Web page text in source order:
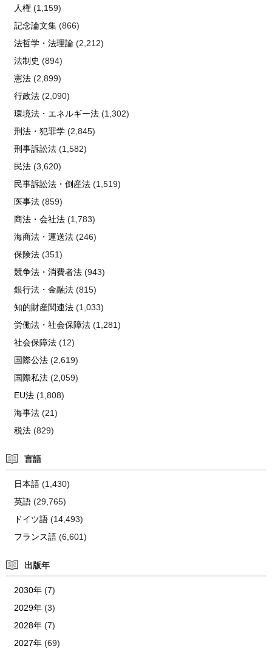
人権(1,159)
記念論文集(866)
法哲学・法理論(2,212)
法制史 (894)
憲法(2,899)
行政法(2,090)
環境法・エネルギー法(1,302)
刑法・犯罪学(2,845)
刑事訴訟法(1,582)
民法(3,620)
民事訴訟法・倒産法(1,519)
医事法(859)
商法・会社法(1,783)
海商法・運送法(246)
保険法(351)
競争法・消費者法(943)
銀行法・金融法(815)
知的財産関連法(1,033)
労働法・社会保障法(1,281)
社会保障法(12)
国際公法(2,619)
国際私法(2,059)
EU法(1,808)
海事法(21)
税法(829)
言語
日本語(1,430)
英語(29,765)
ドイツ語(14,493)
フランス語(6,601)
出版年
2030年(7)
2029年(3)
2028年(7)
2027年(69)